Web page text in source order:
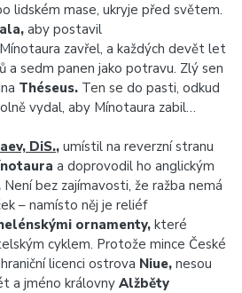
lidském mase, ukryje před světem.
aby postavil
zavřel, a každých devět let
a sedm panen jako potravu. Zlý sen
Théseus. Ten se do pasti, odkud
vydal, aby Mínotaura zabil…
DiS., umístil na reverzní stranu
a doprovodil ho anglickým
Není bez zajímavosti, že ražba nemá
– namísto něj je reliéf
ornamenty, které
cyklem. Protože mince České
licenci ostrova Niue, nesou
a jméno královny Alžběty